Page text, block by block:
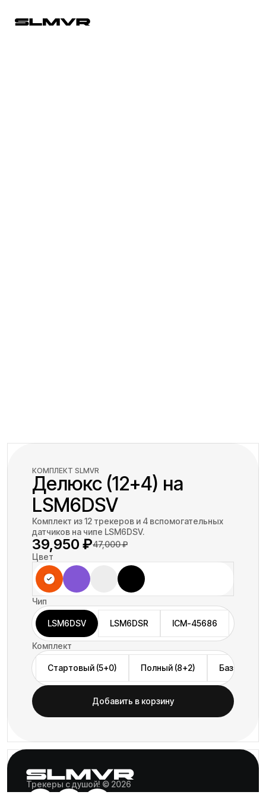
КОМПЛЕКТ SLMVR
Делюкс (12+4) на
LSM6DSV
Комплект из 12 трекеров и 4 вспомогательных
датчиков на чипе LSM6DSV.
39,950₽47,000₽
Цвет
Чип
LSM6DSV LSM6DSR ICM-45686
Комплект
Стартовый (5+0) Полный (8+2) Базовый
Добавить в корзину
Трекеры с душой! © 2026